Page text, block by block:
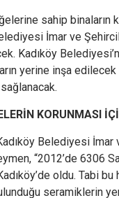
sahip binaların
İmar ve
Kadıköy
yerine inşa
KORUNMASI
Belediyesi
“2012’de 6306
oldu. Tabi
seramiklerin